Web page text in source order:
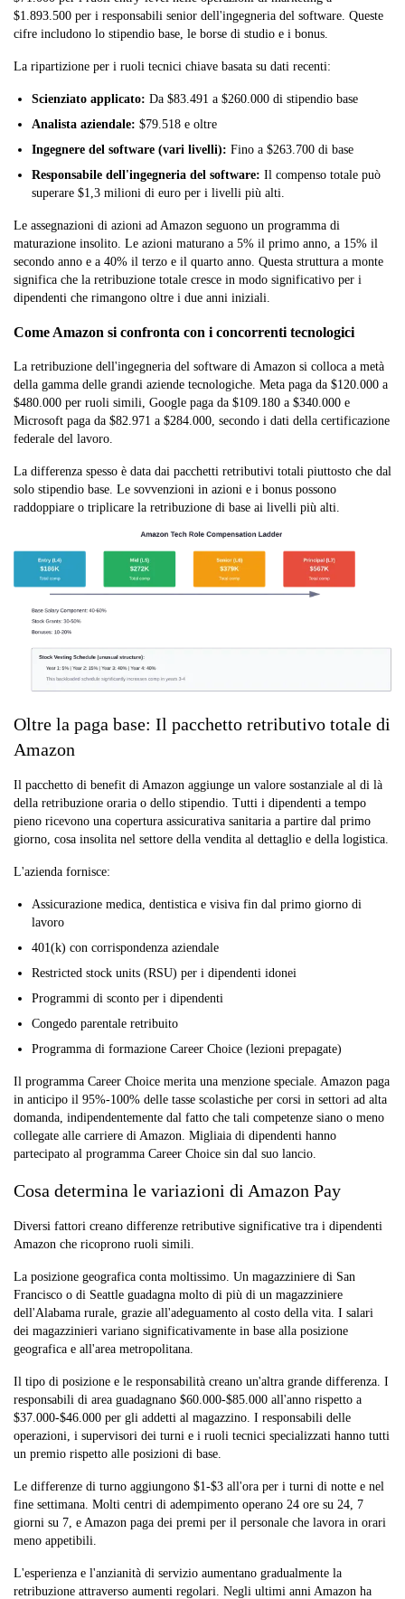
$1.893.500 per i responsabili senior dell'ingegneria del software. Queste
cifre includono lo stipendio base, le borse di studio e i bonus.
La ripartizione per i ruoli tecnici chiave basata su dati recenti:
Scienziato applicato: Da $83.491 a $260.000 di stipendio base
Analista aziendale: $79.518 e oltre
Ingegnere del software (vari livelli): Fino a $263.700 di base
Responsabile dell'ingegneria del software: Il compenso totale può
superare $1,3 milioni di euro per i livelli più alti.
Le assegnazioni di azioni ad Amazon seguono un programma di
maturazione insolito. Le azioni maturano a 5% il primo anno, a 15% il
secondo anno e a 40% il terzo e il quarto anno. Questa struttura a monte
significa che la retribuzione totale cresce in modo significativo per i
dipendenti che rimangono oltre i due anni iniziali.
Come Amazon si confronta con i concorrenti tecnologici
La retribuzione dell'ingegneria del software di Amazon si colloca a metà
della gamma delle grandi aziende tecnologiche. Meta paga da $120.000 a
$480.000 per ruoli simili, Google paga da $109.180 a $340.000 e
Microsoft paga da $82.971 a $284.000, secondo i dati della certificazione
federale del lavoro.
La differenza spesso è data dai pacchetti retributivi totali piuttosto che dal
solo stipendio base. Le sovvenzioni in azioni e i bonus possono
raddoppiare o triplicare la retribuzione di base ai livelli più alti.
Oltre la paga base: Il pacchetto retributivo totale di
Amazon
Il pacchetto di benefit di Amazon aggiunge un valore sostanziale al di là
della retribuzione oraria o dello stipendio. Tutti i dipendenti a tempo
pieno ricevono una copertura assicurativa sanitaria a partire dal primo
giorno, cosa insolita nel settore della vendita al dettaglio e della logistica.
L'azienda fornisce:
Assicurazione medica, dentistica e visiva fin dal primo giorno di
lavoro
401(k) con corrispondenza aziendale
Restricted stock units (RSU) per i dipendenti idonei
Programmi di sconto per i dipendenti
Congedo parentale retribuito
Programma di formazione Career Choice (lezioni prepagate)
Il programma Career Choice merita una menzione speciale. Amazon paga
in anticipo il 95%-100% delle tasse scolastiche per corsi in settori ad alta
domanda, indipendentemente dal fatto che tali competenze siano o meno
collegate alle carriere di Amazon. Migliaia di dipendenti hanno
partecipato al programma Career Choice sin dal suo lancio.
Cosa determina le variazioni di Amazon Pay
Diversi fattori creano differenze retributive significative tra i dipendenti
Amazon che ricoprono ruoli simili.
La posizione geografica conta moltissimo. Un magazziniere di San
Francisco o di Seattle guadagna molto di più di un magazziniere
dell'Alabama rurale, grazie all'adeguamento al costo della vita. I salari
dei magazzinieri variano significativamente in base alla posizione
geografica e all'area metropolitana.
Il tipo di posizione e le responsabilità creano un'altra grande differenza. I
responsabili di area guadagnano $60.000-$85.000 all'anno rispetto a
$37.000-$46.000 per gli addetti al magazzino. I responsabili delle
operazioni, i supervisori dei turni e i ruoli tecnici specializzati hanno tutti
un premio rispetto alle posizioni di base.
Le differenze di turno aggiungono $1-$3 all'ora per i turni di notte e nel
fine settimana. Molti centri di adempimento operano 24 ore su 24, 7
giorni su 7, e Amazon paga dei premi per il personale che lavora in orari
meno appetibili.
L'esperienza e l'anzianità di servizio aumentano gradualmente la
retribuzione attraverso aumenti regolari. Negli ultimi anni Amazon ha